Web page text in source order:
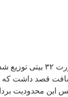
ساده ترین نسخه است که
قصد داشت که